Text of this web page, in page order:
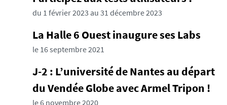
du 1 février 2023 au 31 décembre 2023
La Halle 6 Ouest inaugure ses Labs
le 16 septembre 2021
J-2 : L’université de Nantes au départ
du Vendée Globe avec Armel Tripon !
le 6 novembre 2020